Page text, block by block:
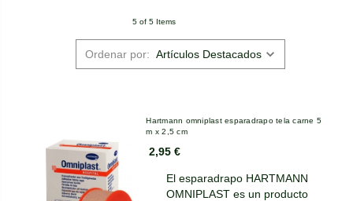
5 of 5 Items
Ordenar por:
Hartmann omniplast esparadrapo tela carne 5
m x 2,5 cm
2,95 €
El esparadrapo HARTMANN
OMNIPLAST es un producto